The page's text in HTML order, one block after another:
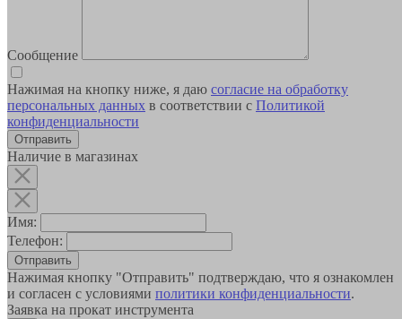
Сообщение
Нажимая на кнопку ниже, я даю согласие на обработку
персональных данных в соответствии с Политикой
конфиденциальности
Наличие в магазинах
Имя:
Телефон:
Отправить
Нажимая кнопку "Отправить" подтверждаю, что я ознакомлен
и согласен с условиями политики конфиденциальности.
Заявка на прокат инструмента